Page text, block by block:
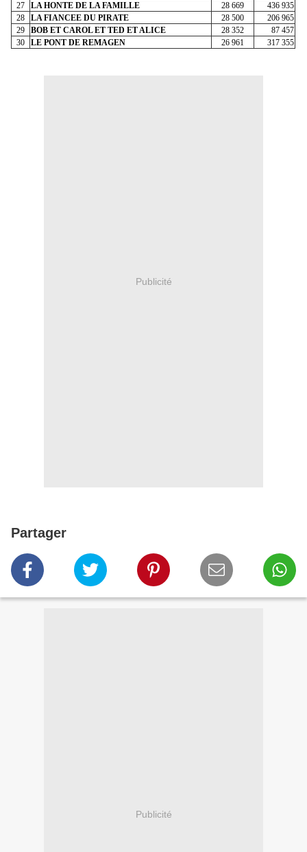
27
LA HONTE DE LA FAMILLE 28 669
436 935
28
LA FIANCEE DU PIRATE 28 500
206 965
29
BOB ET CAROL ET TED ET ALICE 28 352
87 457
30
LE PONT DE REMAGEN 26 961 317 355
Publicité
Partager
Publicité